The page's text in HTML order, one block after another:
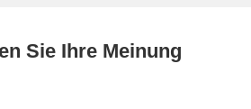
Sie Ihre Meinung